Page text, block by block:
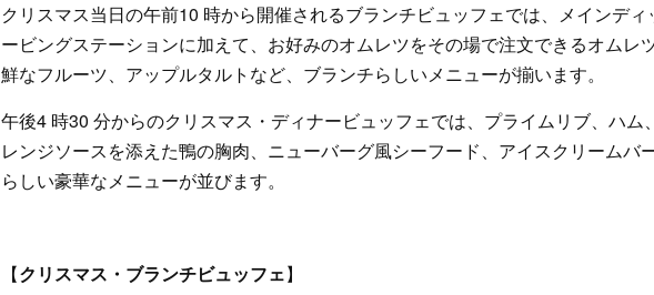
クリスマス当日の午前10 時から開催されるブランチビュッフェでは、メインデ
ービングステーションに加えて、お好みのオムレツをその場で注文できるオムレ
鮮なフルーツ、アップルタルトなど、ブランチらしいメニューが揃います。
午後4 時30 分からのクリスマス・ディナービュッフェでは、プライムリブ、ハム
レンジソースを添えた鴨の胸肉、ニューバーグ風シーフード、アイスクリームバ
らしい豪華なメニューが並びます。
【クリスマス・ブランチビュッフェ】